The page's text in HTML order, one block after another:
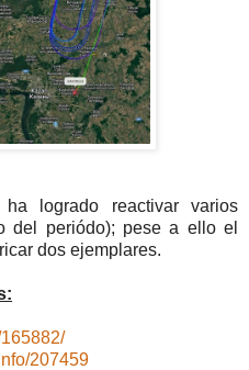
logrado reactivar varios
del periódo); pese a ello el
dos ejemplares.
207459